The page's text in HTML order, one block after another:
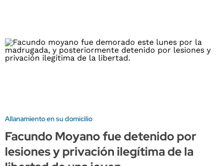
Allanamiento en su domicilio
Facundo Moyano fue detenido por
lesiones y privación ilegítima de la